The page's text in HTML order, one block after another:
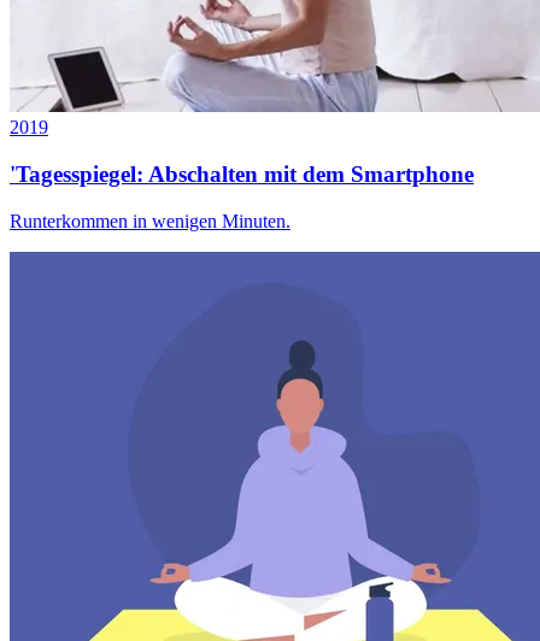
2019
'Tagesspiegel: Abschalten mit dem Smartphone
Runterkommen in wenigen Minuten.